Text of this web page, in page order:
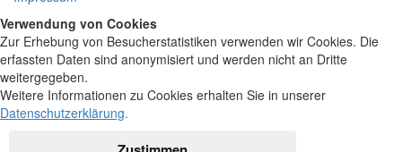
Verwendung von Cookies
Zur Erhebung von Besucherstatistiken verwenden wir Cookies. Die
erfassten Daten sind anonymisiert und werden nicht an Dritte
weitergegeben.
Weitere Informationen zu Cookies erhalten Sie in unserer
Datenschutzerklärung.